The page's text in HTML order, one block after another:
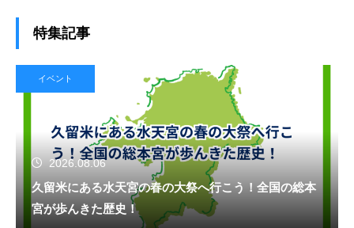
特集記事
イベント
2026.08.06
久留米にある水天宮の春の大祭へ行こう！全国の総本
宮が歩んきた歴史！